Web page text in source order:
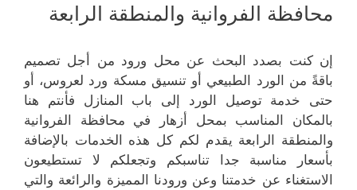
محافظة الفروانية والمنطقة الرابعة
إن كنت بصدد البحث عن محل ورود من أجل تصميم
باقةً من الورد الطبيعي أو تنسيق مسكة ورد لعروس، أو
حتى خدمة توصيل الورد إلى باب المنازل فأنتم هنا
بالمكان المناسب بمحل أزهار في محافظة الفروانية
والمنطقة الرابعة يقدم لكم كل هذه الخدمات بالإضافة
بأسعار مناسبة جدا تناسبكم وتجعلكم لا تستطيعون
الاستغناء عن خدمتنا وعن ورودنا المميزة والرائعة والتي